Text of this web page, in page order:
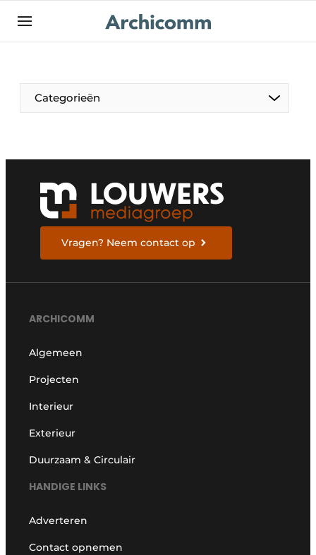
NL be-FR
Categorieën
Vragen? Neem contact op
ARCHICOMM
Algemeen
Projecten
Interieur
Exterieur
Duurzaam & Circulair
HANDIGE LINKS
Adverteren
Contact opnemen